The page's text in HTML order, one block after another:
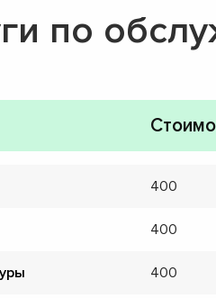
по
400
400
400